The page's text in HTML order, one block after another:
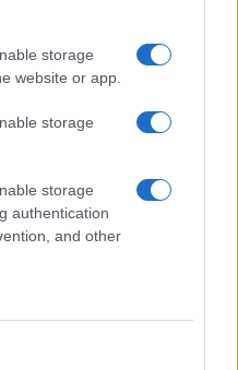
storage
website or app.
storage
storage
authentication
and other